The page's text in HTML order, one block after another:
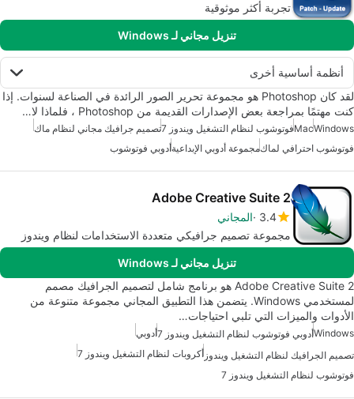
تجربة أكثر موثوقية
تنزيل مجاني لـ Windows
أنظمة أساسية أخرى
لقد كان Photoshop هو مجموعة تحرير الصور الرائدة في الصناعة لسنوات. إذا
كنت مهتمًا بمراجعة بعض الإصدارات القديمة من Photoshop ، فلماذا لا…
Windows
Macفوتوشوب لنظام التشغيل ويندوز 7
تصميم جرافيك مجاني لنظام ماك
فوتوشوب احترافي لماكمجموعة أدوبي الإبداعيةأدوبي فوتوشوب
Adobe Creative Suite 2
3.4 المجاني
مجموعة تصميم جرافيكي متعددة الاستخدامات لنظام ويندوز
تنزيل مجاني لـ Windows
Adobe Creative Suite 2 هو برنامج شامل لتصميم الجرافيك مصمم
لمستخدمي Windows. يتضمن هذا التطبيق المجاني مجموعة متنوعة من
الأدوات والميزات التي تلبي احتياجات…
Windowsأدوبي فوتوشوب لنظام التشغيل ويندوز 7
أدوبي
تصميم الجرافيك لنظام التشغيل ويندوز أكروبات لنظام التشغيل ويندوز 7
فوتوشوب لنظام التشغيل ويندوز 7